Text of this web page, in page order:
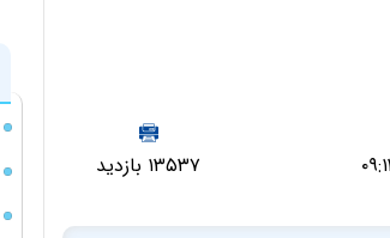
۱۳۵۳۷ بازدید